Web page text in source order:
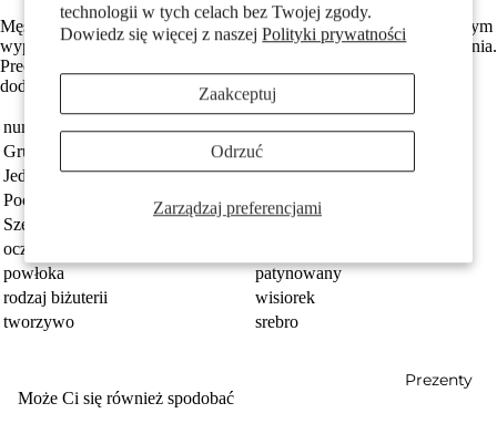
technologii w tych celach bez Twojej zgody.
Dowiedz się więcej z naszejPolityki prywatności
Zarządzaj preferencjami
Zaakceptuj
Odrzuć
Motywy
Prezenty
Męski wisiorek wykonany ze srebra, przedstawiający nurka w pełnym
wyposażeniu. Idealny dla miłośników sportów wodnych i nurkowania.
Precyzyjne detale i solidne wykonanie sprawiają, że to wyjątkowy
dodatek na co dzień i na specjalne okazje.
numer zamówienia
503883
Grupa docelowa
Mężczyźni
Jednostka
sztuka
Pochodzenie
Made in Germany
Szerokość
5 mm
oczko przyczepy
powłoka
patynowany
rodzaj biżuterii
wisiorek
tworzywo
srebro
Może Ci się również spodobać